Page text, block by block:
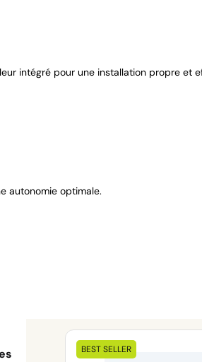
BEST SELLER
intégré pour une installation propre et
autonomie optimale.